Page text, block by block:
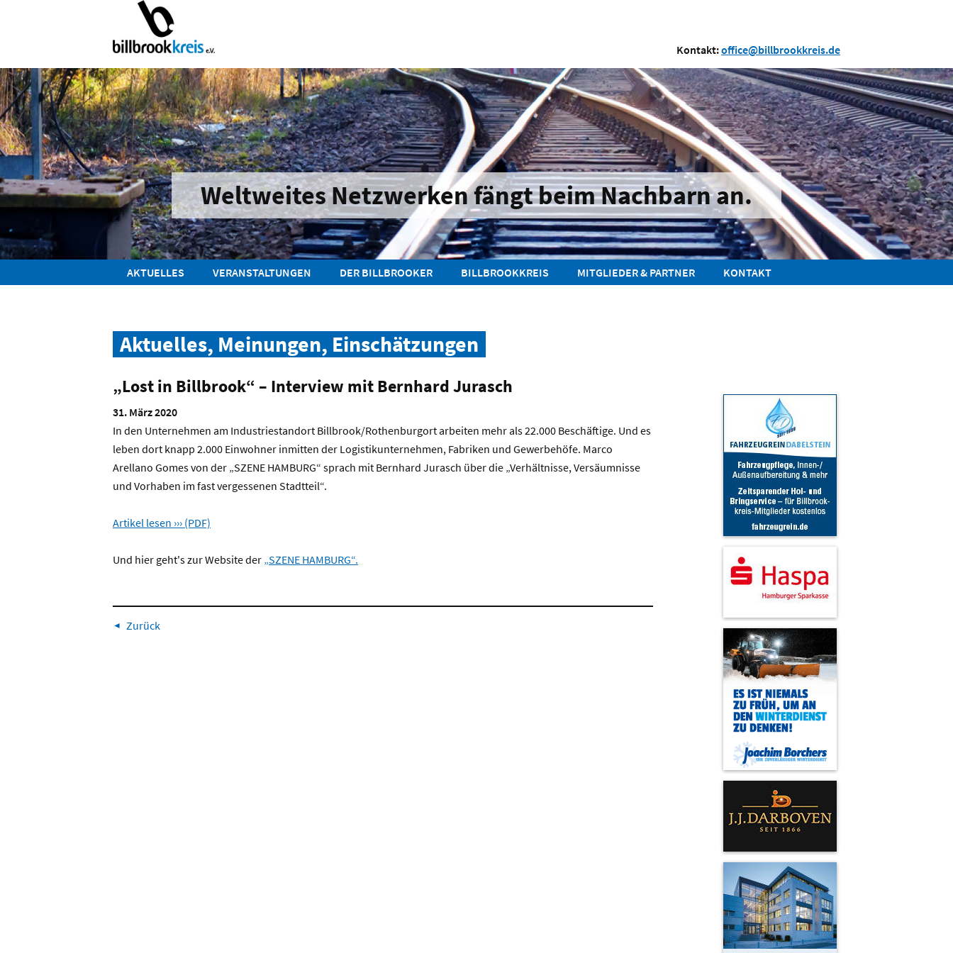
Kontakt:office@billbrookkreis.de
Weltweites Netzwerken fängt beim Nachbarn an.
AKTUELLES VERANSTALTUNGEN DER BILLBROOKER BILLBROOKKREIS MITGLIEDER & PARTNER KONTAKT
Aktuelles, Meinungen, Einschätzungen
„Lost in Billbrook“ – Interview mit Bernhard Jurasch
31. März 2020
In den Unternehmen am Industriestandort Billbrook/Rothenburgort arbeiten mehr als 22.000 Beschäftige. Und es
leben dort knapp 2.000 Einwohner inmitten der Logistikunternehmen, Fabriken und Gewerbehöfe. Marco
Arellano Gomes von der „SZENE HAMBURG“ sprach mit Bernhard Jurasch über die „Verhältnisse, Versäumnisse
und Vorhaben im fast vergessenen Stadtteil“.
Artikel lesen ››› (PDF)
Und hier geht's zur Website der „SZENE HAMBURG“.
Zurück